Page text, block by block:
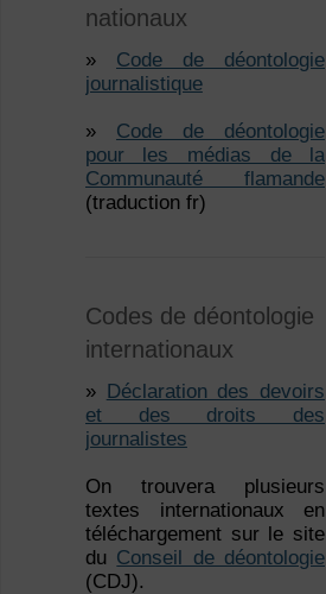
nationaux
» Code de déontologie
journalistique
» Code de déontologie
pour les médias de la
Communauté flamande
(traduction fr)
Codes de déontologie
internationaux
» Déclaration des devoirs
et des droits des
journalistes
On trouvera plusieurs
textes internationaux en
téléchargement sur le site
du Conseil de déontologie
(CDJ).